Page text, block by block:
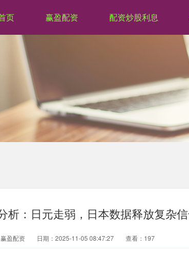
页 赢盈配资 配资炒股利息
析：日元走弱，日本数据释放复杂
盈配资 日期：2025-11-05 08:47:27 查看：197